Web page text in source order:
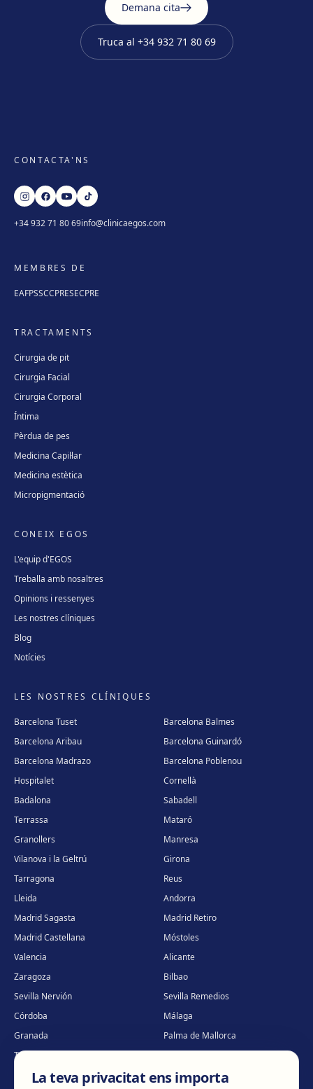
Demana cita
Truca al +34 932 71 80 69
CONTACTA'NS
+34 932 71 80 69info@clinicaegos.com
MEMBRES DE
EAFPSSCCPRESECPRE
TRACTAMENTS
Cirurgia de pit
Cirurgia Facial
Cirurgia Corporal
Íntima
Pèrdua de pes
Medicina Capil·lar
Medicina estètica
Micropigmentació
CONEIX EGOS
L'equip d'EGOS
Treballa amb nosaltres
Opinions i ressenyes
Les nostres clíniques
Blog
Notícies
LES NOSTRES CLÍNIQUES
Barcelona Tuset
Barcelona Balmes
Barcelona Aribau
Barcelona Guinardó
Barcelona Madrazo
Barcelona Poblenou
Hospitalet
Cornellà
Badalona
Sabadell
Terrassa
Mataró
Granollers
Manresa
Vilanova i la Geltrú
Girona
Tarragona
Reus
Lleida
Andorra
Madrid Sagasta
Madrid Retiro
Madrid Castellana
Móstoles
Valencia
Alicante
Zaragoza
Bilbao
Sevilla Nervión
Sevilla Remedios
Córdoba
Málaga
Granada
Palma de Mallorca
Tenerife
Portugal · Famalicão
Portugal · Guimarães
Clínica virtual*
La teva privacitat ens importa